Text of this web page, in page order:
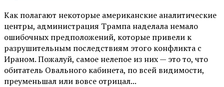
Как полагают некоторые американские аналитические
центры, администрация Трампа наделала немало
ошибочных предположений, которые привели к
разрушительным последствиям этого конфликта с
Ираном. Пожалуй, самое нелепое из них — это то, что
обитатель Овального кабинета, по всей видимости,
преуменьшал или вовсе отрицал...